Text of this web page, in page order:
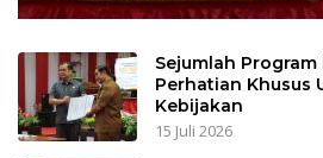
Sejumlah
Perhatian Khusus
Kebijakan
15 Juli 2026